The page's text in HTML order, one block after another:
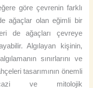
göre çevrenin farklı
ağaçlar olan eğimli bir
de ağaçları çevreye
Algılayan kişinin,
sınırlarını ve
tasarımının önemli
ve mitolojik